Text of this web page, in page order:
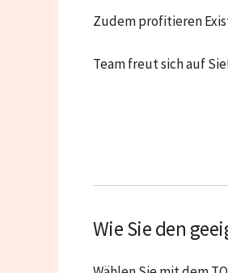
Zudem profitieren
Team freut sich auf
Wie Sie den